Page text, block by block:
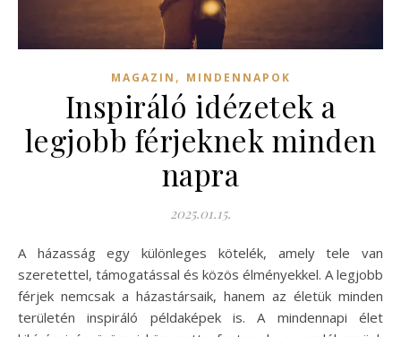
MAGAZIN , MINDENNAPOK
Inspiráló idézetek a
legjobb férjeknek minden
napra
2025.01.15.
A házasság egy különleges kötelék, amely tele van
szeretettel, támogatással és közös élményekkel. A legjobb
férjek nemcsak a házastársaik, hanem az életük minden
területén inspiráló példaképek is. A mindennapi élet